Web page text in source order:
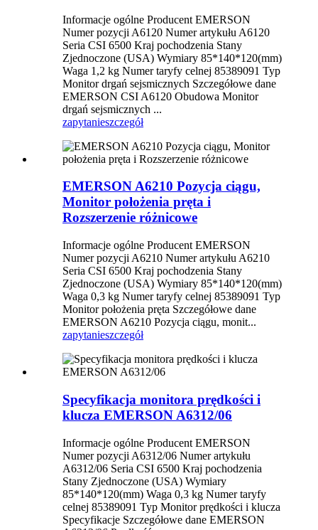
Informacje ogólne Producent EMERSON
Numer pozycji A6120 Numer artykułu A6120
Seria CSI 6500 Kraj pochodzenia Stany
Zjednoczone (USA) Wymiary 85*140*120(mm)
Waga 1,2 kg Numer taryfy celnej 85389091 Typ
Monitor drgań sejsmicznych Szczegółowe dane
EMERSON CSI A6120 Obudowa Monitor
drgań sejsmicznych ...
zapytanieszczegół
EMERSON A6210 Pozycja ciągu,
Monitor położenia pręta i
Rozszerzenie różnicowe
Informacje ogólne Producent EMERSON
Numer pozycji A6210 Numer artykułu A6210
Seria CSI 6500 Kraj pochodzenia Stany
Zjednoczone (USA) Wymiary 85*140*120(mm)
Waga 0,3 kg Numer taryfy celnej 85389091 Typ
Monitor położenia pręta Szczegółowe dane
EMERSON A6210 Pozycja ciągu, monit...
zapytanieszczegół
Specyfikacja monitora prędkości i
klucza EMERSON A6312/06
Informacje ogólne Producent EMERSON
Numer pozycji A6312/06 Numer artykułu
A6312/06 Seria CSI 6500 Kraj pochodzenia
Stany Zjednoczone (USA) Wymiary
85*140*120(mm) Waga 0,3 kg Numer taryfy
celnej 85389091 Typ Monitor prędkości i klucza
Specyfikacje Szczegółowe dane EMERSON